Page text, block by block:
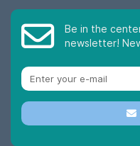
Be in the
newsletter!